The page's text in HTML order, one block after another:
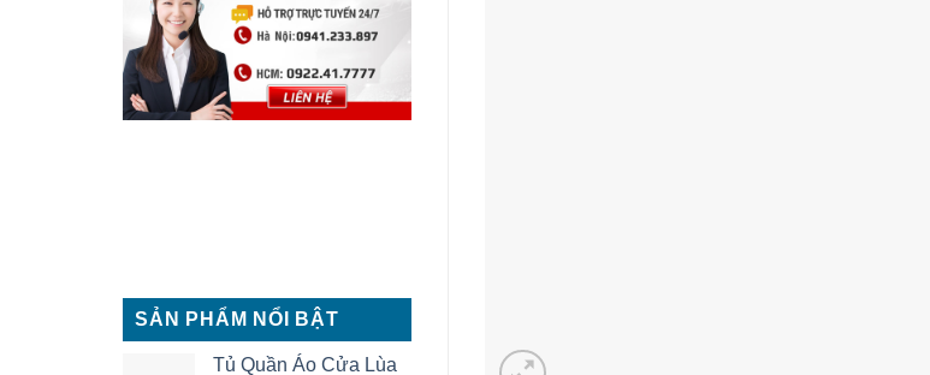
SẢN PHẨM NỔI BẬT
Tủ Quần Áo Cửa Lùa